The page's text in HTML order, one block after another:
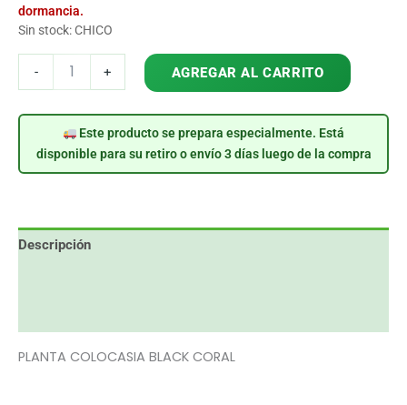
dormancia.
Sin stock: CHICO
-
cantidad
+ AGREGAR AL CARRITO
Este producto se prepara especialmente. Está
disponible para su retiro o envío 3 días luego de la compra
Descripción
PLANTA COLOCASIA BLACK CORAL